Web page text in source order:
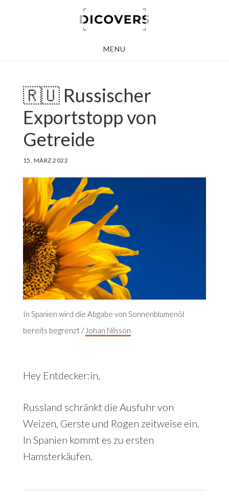
MENU
🇷🇺 Russischer
Exportstopp von
Getreide
15. MÄRZ 2022
In Spanien wird die Abgabe von Sonnenblumenöl
bereits begrenzt / Johan Nilsson
Hey Entdecker:in,
Russland schränkt die Ausfuhr von
Weizen, Gerste und Rogen zeitweise ein.
In Spanien kommt es zu ersten
Hamsterkäufen.